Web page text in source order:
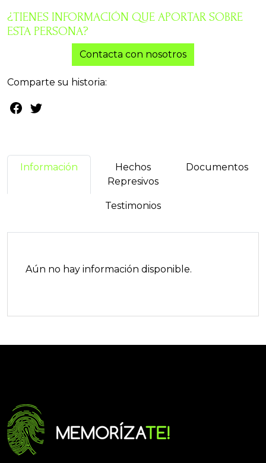
¿TIENES INFORMACIÓN QUE APORTAR SOBRE
ESTA PERSONA?
Contacta con nosotros
Comparte su historia:
Información
Hechos
Represivos
Documentos
Testimonios
Aún no hay información disponible.